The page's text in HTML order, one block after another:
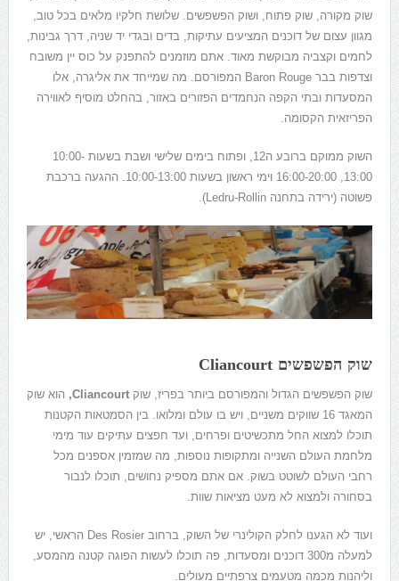
שוק מקורה, שוק פתוח, ושוק הפשפשים. שלושת חלקיו מלאים בכל טוב,
מגוון עצום של דוכנים המציעים עתיקות, בדים ובגדי יד שניה, דרך גבינות,
לחמים וקצביה מבוקשת מאוד. אתם מוזמנים להתפנק על כוס יין משובח
וצדפות בבר Baron Rouge המפורסם. מה שמייחד את אליגרה, אלו
המסעדות ובתי הקפה הנחמדים הפזורים באזור, בהחלט מוסיף לאווירה
הפריזאית הקסומה.
השוק ממוקם ברובע ה12, ופתוח בימים שלישי ושבת בשעות 10:00-
13:00, 16:00-20:00 וימי ראשון בשעות 10:00-13:00. ההגעה ברכבת
פשוטה (ירידה בתחנה Ledru-Rollin).
שוק הפשפשים Cliancourt
שוק הפשפשים הגדול והמפורסם ביותר בפריז, שוק Cliancourt, הוא שוק
המאגד 16 שווקים משניים, ויש בו עולם ומלואו. בין הסמטאות הקטנות
תוכלו למצוא החל מתכשיטים ופרחים, ועד חפצים עתיקים עוד מימי
מלחמת העולם השנייה ומתקופות נוספות, מה שמזמין אספנים מכל
רחבי העולם לשוטט בשוק. אם אתם מספיק נחושים, תוכלו לנבור
בסחורה ולמצוא לא מעט מציאות שוות.
ועוד לא הגענו לחלק הקולינרי של השוק, ברחוב
Des Rosier הראשי, יש
למעלה מ300 דוכנים ומסעדות, פה תוכלו לעשות הפוגה קטנה מהמסע,
וליהנות מכמה מטעמים צרפתיים מעולים.